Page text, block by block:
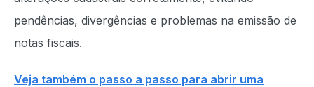
pendências, divergências e problemas na emissão de
notas fiscais.
Veja também o passo a passo para abrir uma